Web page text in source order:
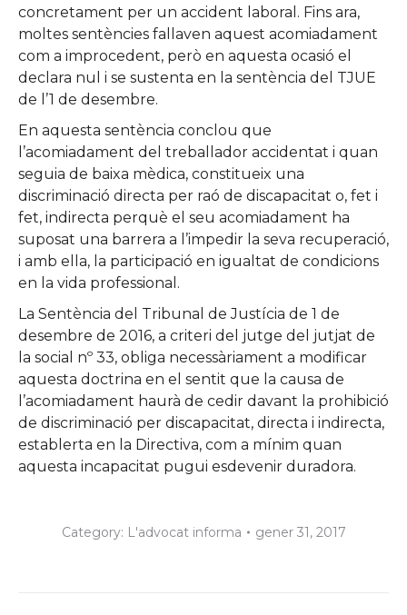
concretament per un accident laboral. Fins ara,
moltes sentències fallaven aquest acomiadament
com a improcedent, però en aquesta ocasió el
declara nul i se sustenta en la sentència del TJUE
de l’1 de desembre.
En aquesta sentència conclou que
l’acomiadament del treballador accidentat i quan
seguia de baixa mèdica, constitueix una
discriminació directa per raó de discapacitat o, fet i
fet, indirecta perquè el seu acomiadament ha
suposat una barrera a l’impedir la seva recuperació,
i amb ella, la participació en igualtat de condicions
en la vida professional.
La Sentència del Tribunal de Justícia de 1 de
desembre de 2016, a criteri del jutge del jutjat de
la social nº 33, obliga necessàriament a modificar
aquesta doctrina en el sentit que la causa de
l’acomiadament haurà de cedir davant la prohibició
de discriminació per discapacitat, directa i indirecta,
establerta en la Directiva, com a mínim quan
aquesta incapacitat pugui esdevenir duradora.
Category: L'advocat informa gener 31, 2017